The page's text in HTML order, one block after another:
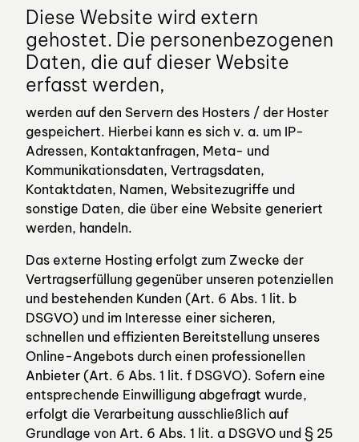
Diese Website wird extern
gehostet. Die personenbezogenen
Daten, die auf dieser Website
erfasst werden,
werden auf den Servern des Hosters / der Hoster
gespeichert. Hierbei kann es sich v. a. um IP-
Adressen, Kontaktanfragen, Meta- und
Kommunikationsdaten, Vertragsdaten,
Kontaktdaten, Namen, Websitezugriffe und
sonstige Daten, die über eine Website generiert
werden, handeln.
Das externe Hosting erfolgt zum Zwecke der
Vertragserfüllung gegenüber unseren potenziellen
und bestehenden Kunden (Art. 6 Abs. 1 lit. b
DSGVO) und im Interesse einer sicheren,
schnellen und effizienten Bereitstellung unseres
Online-Angebots durch einen professionellen
Anbieter (Art. 6 Abs. 1 lit. f DSGVO). Sofern eine
entsprechende Einwilligung abgefragt wurde,
erfolgt die Verarbeitung ausschließlich auf
Grundlage von Art. 6 Abs. 1 lit. a DSGVO und § 25